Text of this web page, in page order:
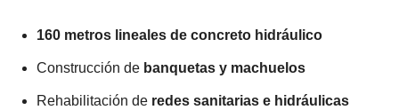
160 metros lineales de concreto hidráulico
Construcción de banquetas y machuelos
Rehabilitación de redes sanitarias e hidráulicas